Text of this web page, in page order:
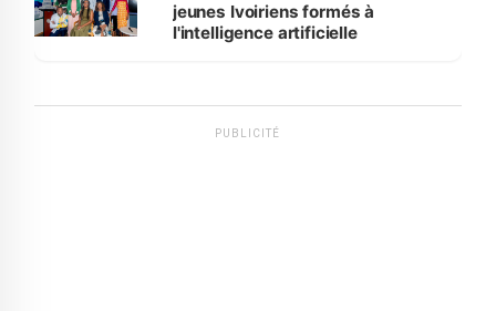
jeunes Ivoiriens formés à
l'intelligence artificielle
PUBLICITÉ